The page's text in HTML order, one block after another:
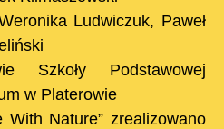
Ludwiczuk, Paweł
Szkoły Podstawowej
w Platerowie
With Nature” zrealizowano